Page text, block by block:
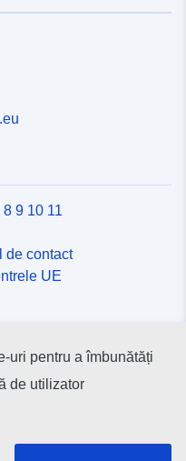
9 10 11
de contact
UE
sociale
uri pentru a îmbunătăți
de utilizator